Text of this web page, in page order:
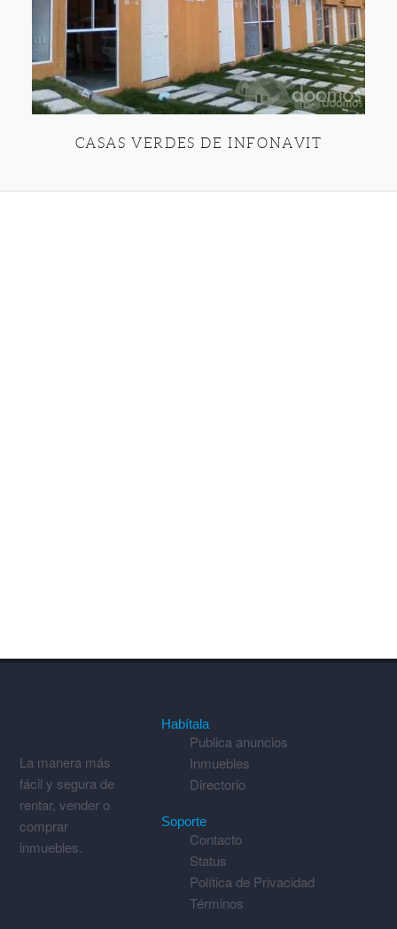
CASAS VERDES DE INFONAVIT
La manera más
fácil y segura de
rentar, vender o
comprar
inmuebles.
Habítala
Publica anuncios
Inmuebles
Directorio
Soporte
Contacto
Status
Política de Privacidad
Términos